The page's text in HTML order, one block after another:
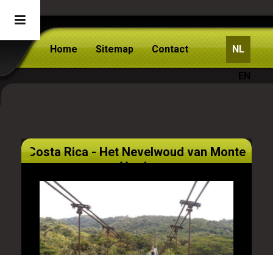
Home Sitemap Contact NL
EN
Costa Rica - Het Nevelwoud van Monte
Verde